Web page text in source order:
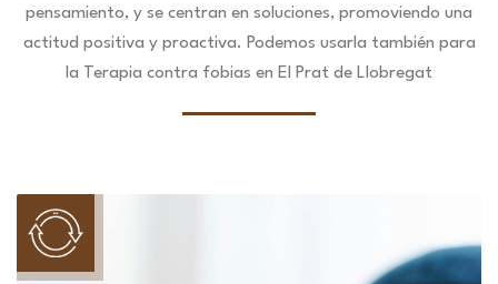
pensamiento, y se centran en soluciones, promoviendo una
actitud positiva y proactiva. Podemos usarla también para
la Terapia contra fobias en El Prat de Llobregat